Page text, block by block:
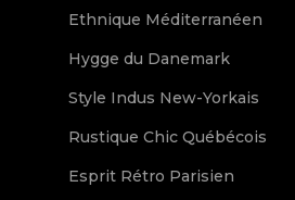
Ethnique Méditerranéen
Hygge du Danemark
Style Indus New-Yorkais
Rustique Chic Québécois
Esprit Rétro Parisien